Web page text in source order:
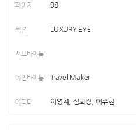
98
LUXURY EYE
Travel Maker
이영채, 심희정, 이주현